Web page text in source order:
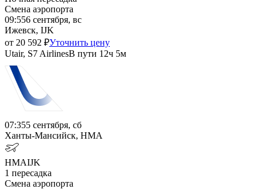
Смена аэропорта
09:556 сентября, вс
Ижевск, IJK
от 20 592 ₽Уточнить цену
Utair, S7 AirlinesВ пути 12ч 5м
07:355 сентября, сб
Ханты-Мансийск, HMA
HMAIJK
1 пересадка
Смена аэропорта